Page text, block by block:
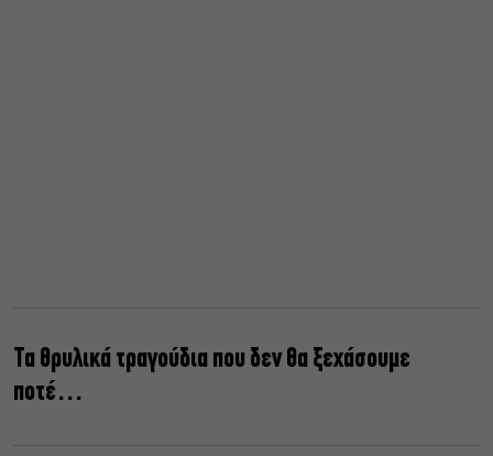
Τα θρυλικά τραγούδια που δεν θα ξεχάσουμε
ποτέ…